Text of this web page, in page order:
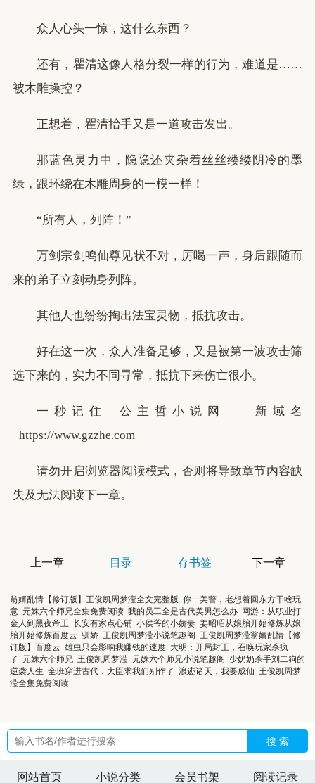
众人心头一惊，这什么东西？
还有，瞿清这像人格分裂一样的行为，难道是……
被木雕操控？
正想着，瞿清抬手又是一道攻击发出。
那蓝色灵力中，隐隐还夹杂着丝丝缕缕阴冷的墨
绿，跟环绕在木雕周身的一模一样！
“所有人，列阵！”
万剑宗剑鸣仙尊见状不对，厉喝一声，身后跟随而
来的弟子立刻动身列阵。
其他人也纷纷掏出法宝灵物，抵抗攻击。
好在这一次，众人准备足够，又是被第一波攻击筛
选下来的，实力不同寻常，抵抗下来伤亡很小。
一秒记住_公主哲小说网——新域名
_https://www.gzzhe.com
请勿开启浏览器阅读模式，否则将导致章节内容缺
失及无法阅读下一章。
上一章 目录 存书签 下一章
翁婿乱情【修订版】王俊凯周梦滢全文完整版 你一美警，老想着回东方干啥玩
意 元姝六个师兄全集免费阅读 我的员工全是古代美男怎么办 网游：从职业打
金人到黑夜帝王 长安有家点心铺 小侯爷的小娇妻 姜昭昭从娘胎开始修炼从娘
胎开始修炼百度云 驯娇 王俊凯周梦滢小说笔趣阁
王俊凯周梦滢翁婿乱情【修
订版】百度云 雄虫只会影响我赚钱的速度 大明：开局封王，召唤玩家杀疯
了 元姝六个师兄 王俊凯周梦滢 元姝六个师兄小说笔趣阁
少奶奶杀手刘二狗的
逆袭人生 全班穿进古代，大臣求我们别作了 浪迹诸天，我要成仙 王俊凯周梦
滢全集免费阅读
搜 索
网站首页 小说分类 会员书架 阅读记录